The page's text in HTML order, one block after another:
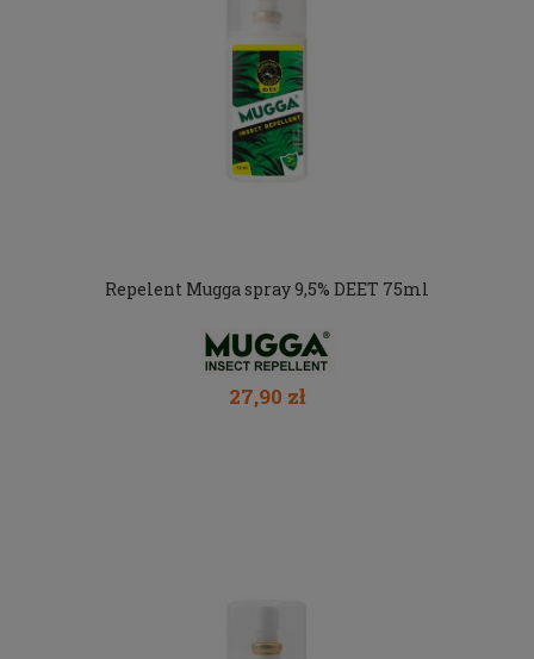
Repelent Mugga spray 9,5% DEET 75ml
27,90 zł